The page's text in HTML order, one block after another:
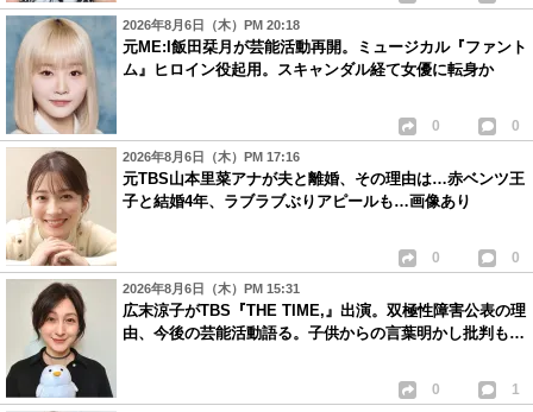
2026年8月6日（木）PM 20:18
元ME:I飯田栞月が芸能活動再開。ミュージカル『ファント
ム』ヒロイン役起用。スキャンダル経て女優に転身か
0 0
2026年8月6日（木）PM 17:16
元TBS山本里菜アナが夫と離婚、その理由は…赤ベンツ王
子と結婚4年、ラブラブぶりアピールも…画像あり
0 0
2026年8月6日（木）PM 15:31
広末涼子がTBS『THE TIME,』出演。双極性障害公表の理
由、今後の芸能活動語る。子供からの言葉明かし批判も…
0 1